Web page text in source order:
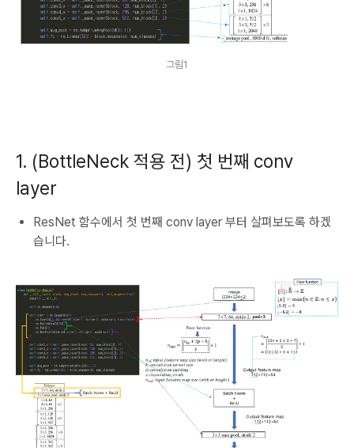
그림1
1. (BottleNeck 적용 전) 첫 번째 conv
layer
ResNet 함수에서 첫 번째 conv layer 부터 살펴보도록 하겠
습니다.